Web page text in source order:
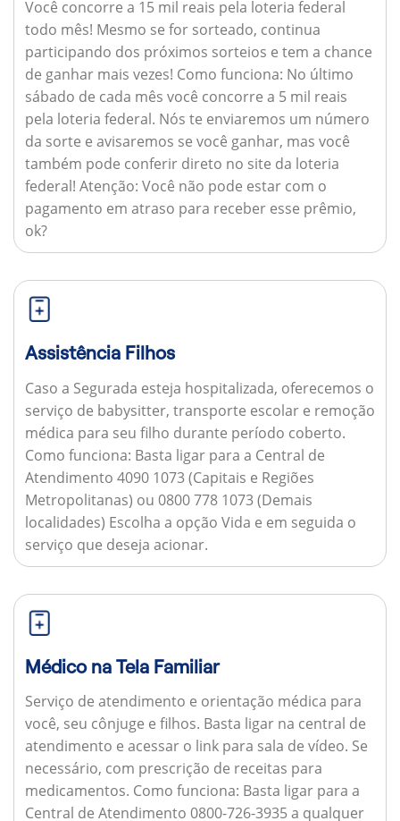
Você concorre a 15 mil reais pela loteria federal
todo mês! Mesmo se for sorteado, continua
participando dos próximos sorteios e tem a chance
de ganhar mais vezes! Como funciona: No último
sábado de cada mês você concorre a 5 mil reais
pela loteria federal. Nós te enviaremos um número
da sorte e avisaremos se você ganhar, mas você
também pode conferir direto no site da loteria
federal! Atenção: Você não pode estar com o
pagamento em atraso para receber esse prêmio,
ok?
Assistência Filhos
Caso a Segurada esteja hospitalizada, oferecemos o
serviço de babysitter, transporte escolar e remoção
médica para seu filho durante período coberto.
Como funciona: Basta ligar para a Central de
Atendimento 4090 1073 (Capitais e Regiões
Metropolitanas) ou 0800 778 1073 (Demais
localidades) Escolha a opção Vida e em seguida o
serviço que deseja acionar.
Médico na Tela Familiar
Serviço de atendimento e orientação médica para
você, seu cônjuge e filhos. Basta ligar na central de
atendimento e acessar o link para sala de vídeo. Se
necessário, com prescrição de receitas para
medicamentos. Como funciona: Basta ligar para a
Central de Atendimento 0800-726-3935 a qualquer